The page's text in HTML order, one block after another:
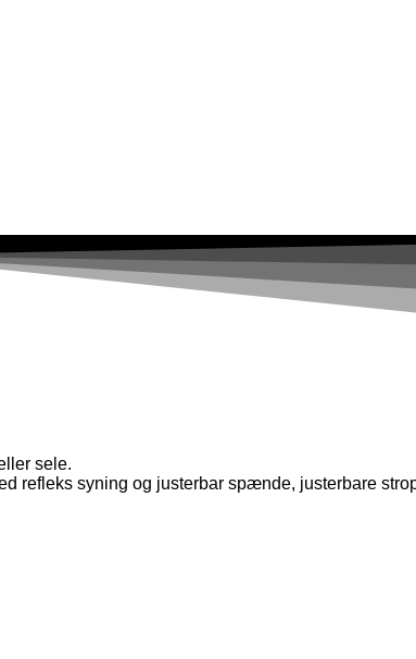
sele.
refleks syning og justerbar spænde, justerbare